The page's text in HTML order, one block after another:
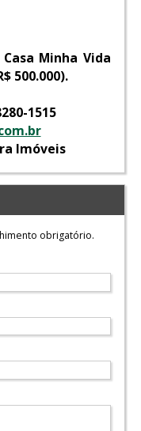
Minha Vida
500.000).
1515
Imóveis
obrigatório.